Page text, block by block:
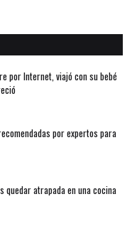
por Internet, viajó con su bebé
por expertos para
quedar atrapada en una cocina